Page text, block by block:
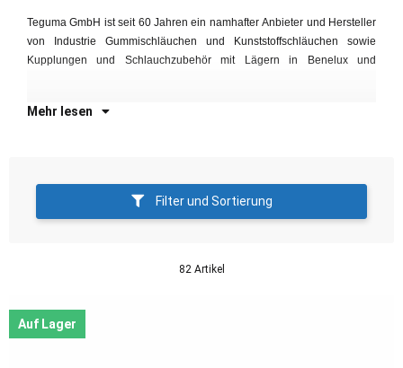
Teguma GmbH ist seit 60 Jahren ein namhafter Anbieter und Hersteller
von Industrie Gummischläuchen und Kunststoffschläuchen sowie
Kupplungen und Schlauchzubehör mit Lägern in Benelux und
Deutschland. Teguma ist ein Tochterunternehmen von Baggerman B.V.,
Mehr lesen
Filter und Sortierung
82 Artikel
Auf Lager